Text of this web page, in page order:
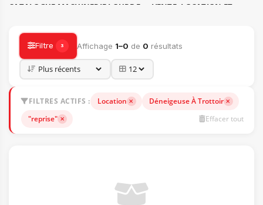
CATALOGUE MACHINERIE LOURDE — VENTE, LOCATION ET
Filtre 3 Affichage 1–0 de 0 résultats
FILTRES ACTIFS : Location
Déneigeuse À Trottoir
"reprise"
Effacer tout